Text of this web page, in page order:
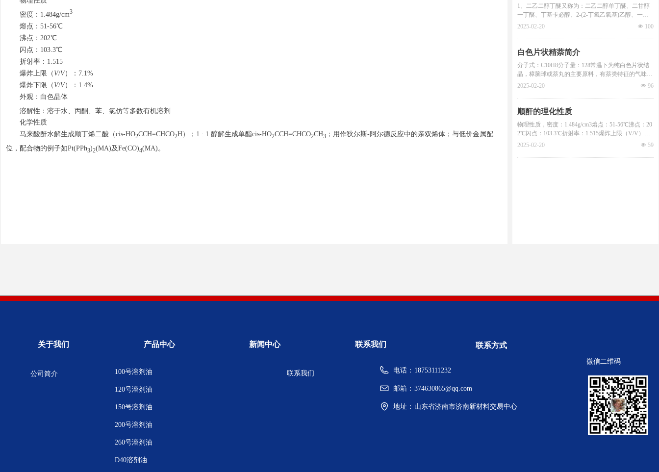
密度：1.484g/cm3
熔点：51-56℃
沸点：202℃
闪点：103.3℃
折射率：1.515
爆炸上限（ V/V）：7.1%
爆炸下限（ V/V）：1.4%
外观：白色晶体
溶解性：溶于水、丙酮、苯、氯仿等多数有机溶剂
化学性质
马来酸酐水解生成顺丁烯二酸（cis-HO2CCH=CHCO2H）；1 : 1 醇解生成单酯cis-HO2CCH=CHCO2CH3 ；用作狄尔斯-阿尔德反应中的亲双烯体；与低价金属配
位，配合物的例子如Pt(PPh3)2(MA)及Fe(CO)4(MA)。
1、二乙二醇丁醚又称为：二乙二醇单丁醚、二甘醇
一丁醚、丁基卡必醇、2-(2-丁氧乙氧基)乙醇、一缩
二乙二醇单丁醚、二羟二乙丁醚、二乙二醇独丁醚，
例混溶、溶于乙醇、乙醚、油类和许多其他有机溶
剂。2、乙二醇丁醚又称为：丁基溶纤剂、二醇醚E
正丁氧基乙醇，也称小防白水。为无色易燃液体，具
有中等程度醚味。溶于20倍的水，溶于大多数有机溶
剂及矿物油。与石油烃具有高的稀释比。
넶 100
2025-02-20
白色片状精萘简介
分子式：C10H8分子量：128常温下为纯白色片状结
晶，樟脑球或萘丸的主要原料，有萘类特征的气味溶
于醚、醇、氯仿等，常温下能升华，与空气混合能形
点：218℃，熔点：80℃，爆炸极限0.9-5.19%。
넶 96
2025-02-20
顺酐的理化性质
物理性质，密度：1.484g/cm3熔点：51-56℃沸点：20
2℃闪点：103.3℃折射率：1.515爆炸上限（V/V）：
7.1%爆炸下限（V/V）：1.4%外观：白色晶体溶解
性质，马来酸酐水解生成顺丁烯二酸（cis-HO2CCH=
넶 59
2025-02-20
关于我们 产品中心 新闻中心 联系我们
公司简介 100号溶剂油
120号溶剂油
150号溶剂油
200号溶剂油
260号溶剂油
D40溶剂油
联系方式
电话： 18753111232
邮箱： 374630865@qq.com
地址： 山东省济南市济南新材料交易中心
微信二维码
联系我们